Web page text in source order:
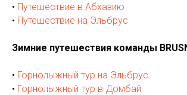
• Путешествие в Абхазию
• Путешествие на Эльбрус
Зимние путешествия команды
• Горнолыжный тур на Эльбрус
• Горнолыжный тур в Домбай